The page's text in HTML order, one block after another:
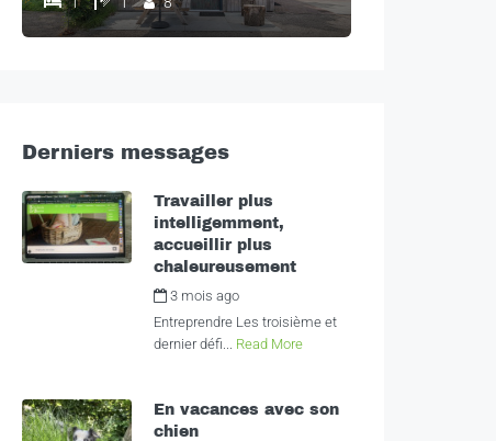
Derniers messages
Travailler plus
intelligemment,
accueillir plus
chaleureusement
3 mois ago
Entreprendre Les troisième et
dernier défi... Read More
En vacances avec son
chien